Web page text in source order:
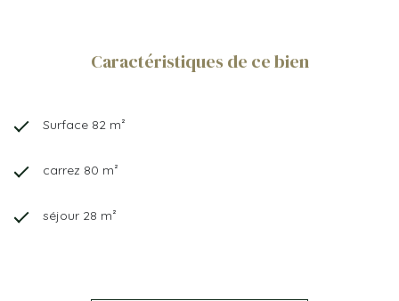
Caractéristiques de ce bien
Surface 82 m²
carrez 80 m²
séjour 28 m²